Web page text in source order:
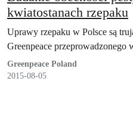
kwiatostanach rzepaku
Uprawy rzepaku w Polsce są
Greenpeace przeprowadzonego
Greenpeace Poland
2015-08-05